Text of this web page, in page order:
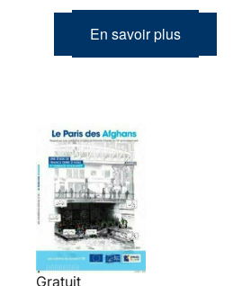
En savoir plus
Gratuit